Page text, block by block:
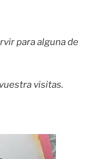
para alguna de
visitas.